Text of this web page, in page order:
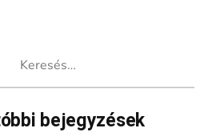
bejegyzések